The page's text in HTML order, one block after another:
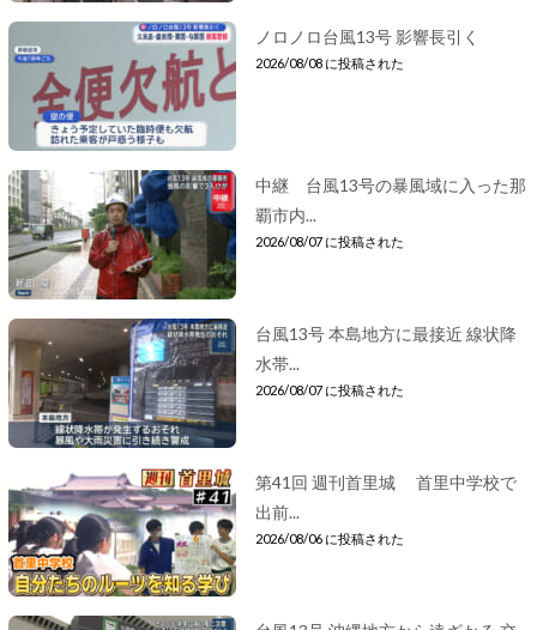
ノロノロ台風13号 影響長引く
2026/08/08 に投稿された
中継 台風13号の暴風域に入った那
覇市内...
2026/08/07 に投稿された
台風13号 本島地方に最接近 線状降
水帯...
2026/08/07 に投稿された
第41回 週刊首里城 首里中学校で
出前...
2026/08/06 に投稿された